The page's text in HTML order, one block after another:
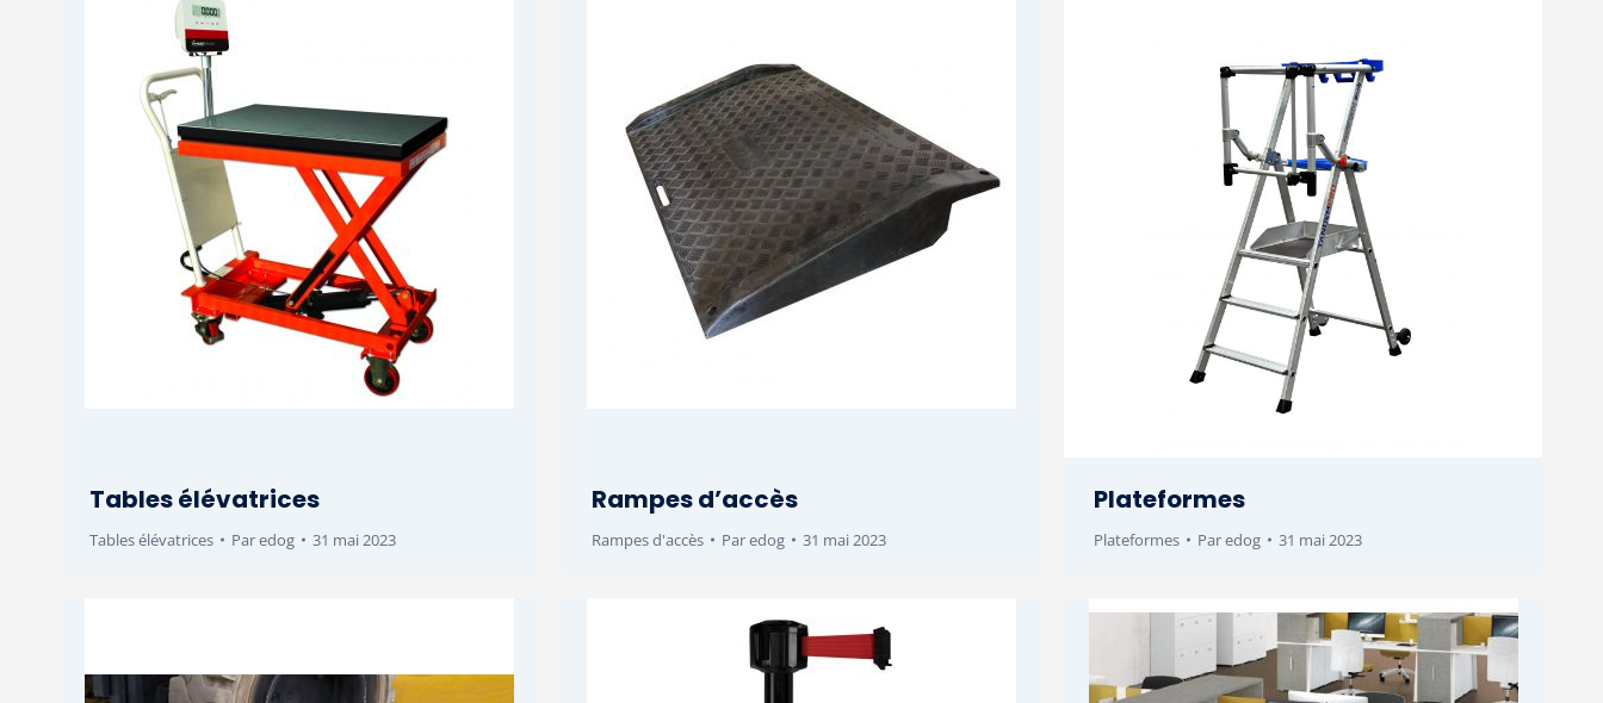
Tables élévatrices
Tables élévatrices Paredog 31 mai 2023
Rampes d’accès
Rampes d'accès Paredog 31 mai 2023
Plateformes
Plateformes Paredog 31 mai 2023